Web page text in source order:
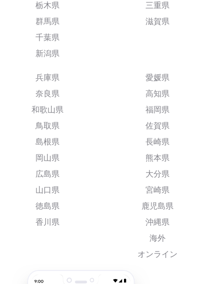
栃木県
群馬県
千葉県
新潟県
三重県
滋賀県
兵庫県
奈良県
和歌山県
鳥取県
島根県
岡山県
広島県
山口県
徳島県
香川県
愛媛県
高知県
福岡県
佐賀県
長崎県
熊本県
大分県
宮崎県
鹿児島県
沖縄県
海外
オンライン